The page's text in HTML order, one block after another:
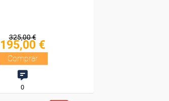
325,00 €
195,00 €
Comprar
0